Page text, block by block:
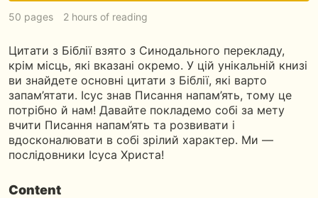
50 pages 2 hours of reading
Цитати з Біблії взято з Синодального перекладу,
крім місць, які вказані окремо. У цій унікальній книзі
ви знайдете основні цитати з Біблії, які варто
запам’ятати. Ісус знав Писання напам’ять, тому це
потрібно й нам! Давайте покладемо собі за мету
вчити Писання напам’ять та розвивати і
вдосконалювати в собі зрілий характер. Ми —
послідовники Ісуса Христа!
Content